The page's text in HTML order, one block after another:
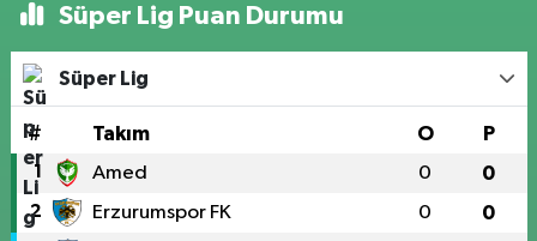
Süper Lig Puan Durumu
Süper Lig
# Takım O P
1 Amed 0 0
2 Erzurumspor FK 0 0